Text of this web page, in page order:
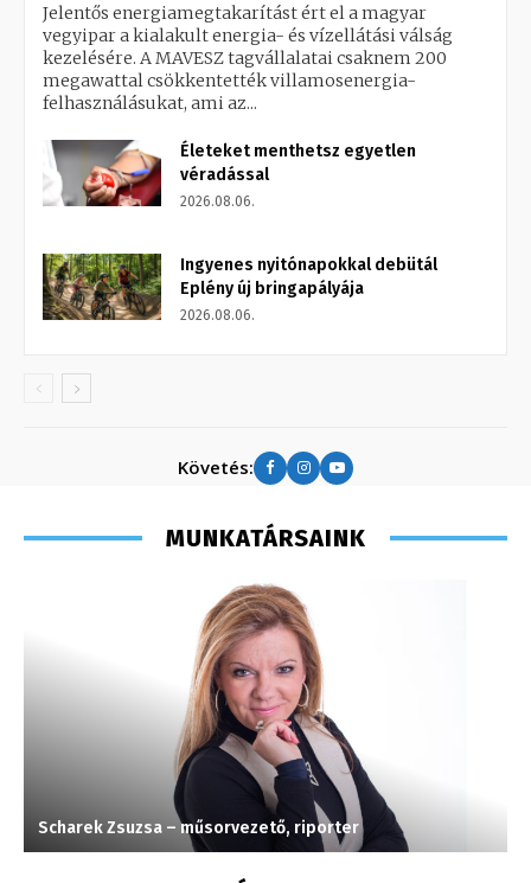
Jelentős energiamegtakarítást ért el a magyar
vegyipar a kialakult energia- és vízellátási válság
kezelésére. A MAVESZ tagvállalatai csaknem 200
megawattal csökkentették villamosenergia-
felhasználásukat, ami az...
Életeket menthetsz egyetlen
véradással
2026.08.06.
Ingyenes nyitónapokkal debütál
Eplény új bringapályája
2026.08.06.
Követés:
MUNKATÁRSAINK
Scharek Zsuzsa – műsorvezető, riporter